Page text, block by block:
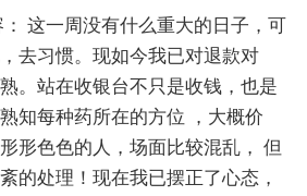
这一周没有什么重大的日子，可
去习惯。现如今我已对退款对
。站在收银台不只是收钱，也是
知每种药所在的方位 ，大概价
形色色的人，场面比较混乱， 但
的处理！现在我已摆正了心态，